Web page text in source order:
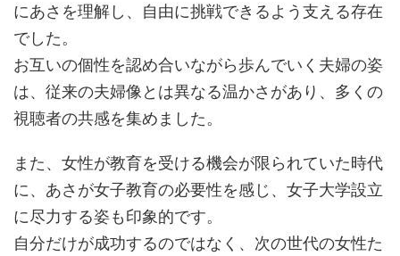
にあさを理解し、自由に挑戦できるよう支える存在
でした。
お互いの個性を認め合いながら歩んでいく夫婦の姿
は、従来の夫婦像とは異なる温かさがあり、多くの
視聴者の共感を集めました。
また、女性が教育を受ける機会が限られていた時代
に、あさが女子教育の必要性を感じ、女子大学設立
に尽力する姿も印象的です。
自分だけが成功するのではなく、次の世代の女性た